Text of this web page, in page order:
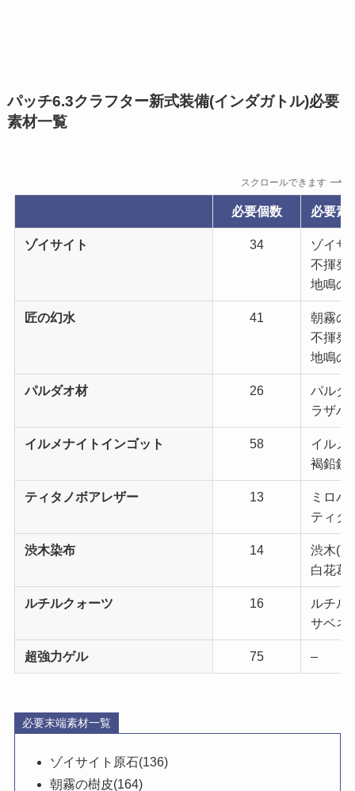
パッチ6.3クラフター新式装備(インダガトル)必要
素材一覧
スクロールできます
必要個数 必要素
ゾイサイト 34
ゾイサ
不揮発
地鳴の
匠の幻水 41
朝霧の
不揮発
地鳴の
パルダオ材 26
パルダ
ラザハ
イルメナイトインゴット 58
イルメ
褐鉛鉱
ティタノボアレザー 13
ミロ
ティタ
渋木染布 14
渋木
白花葛
ルチルクォーツ 16
ルチル
サベネ
超強力ゲル 75 –
必要末端素材一覧
ゾイサイト原石(136)
朝霧の樹皮(164)